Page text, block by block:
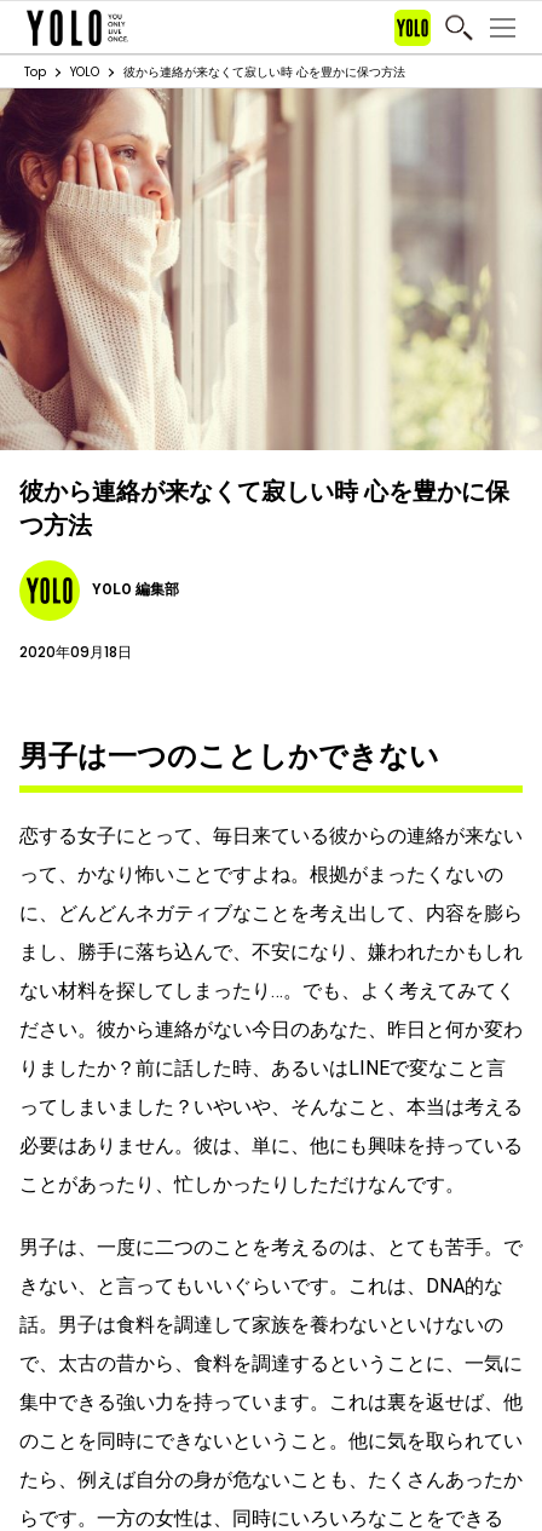
Top YOLO 彼から連絡が来なくて寂しい時 心を豊かに保つ方法
彼から連絡が来なくて寂しい時 心を豊かに保
つ方法
YOLO 編集部
2020年09月18日
男子は一つのことしかできない
恋する女子にとって、毎日来ている彼からの連絡が来ない
って、かなり怖いことですよね。根拠がまったくないの
に、どんどんネガティブなことを考え出して、内容を膨ら
まし、勝手に落ち込んで、不安になり、嫌われたかもしれ
ない材料を探してしまったり…。でも、よく考えてみてく
ださい。彼から連絡がない今日のあなた、昨日と何か変わ
りましたか？前に話した時、あるいはLINEで変なこと言
ってしまいました？いやいや、そんなこと、本当は考える
必要はありません。彼は、単に、他にも興味を持っている
ことがあったり、忙しかったりしただけなんです。
男子は、一度に二つのことを考えるのは、とても苦手。で
きない、と言ってもいいぐらいです。これは、DNA的な
話。男子は食料を調達して家族を養わないといけないの
で、太古の昔から、食料を調達するということに、一気に
集中できる強い力を持っています。これは裏を返せば、他
のことを同時にできないということ。他に気を取られてい
たら、例えば自分の身が危ないことも、たくさんあったか
らです。一方の女性は、同時にいろいろなことをできる